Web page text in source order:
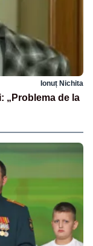
Ionuț Nichita
„Problema de la